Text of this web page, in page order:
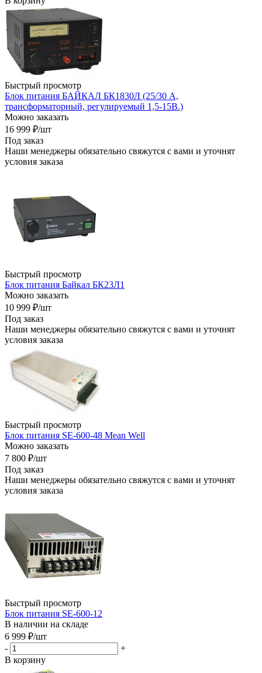
Быстрый просмотр
Блок питания БАЙКАЛ БК1830Л (25/30 А,
трансформаторный, регулируемый 1,5-15В.)
Можно заказать
16 999 ₽/шт
Под заказ
Наши менеджеры обязательно свяжутся с вами и уточнят
условия заказа
Быстрый просмотр
Блок питания Байкал БК23Л1
Можно заказать
10 999 ₽/шт
Под заказ
Наши менеджеры обязательно свяжутся с вами и уточнят
условия заказа
Быстрый просмотр
Блок питания SE-600-48 Mean Well
Можно заказать
7 800 ₽/шт
Под заказ
Наши менеджеры обязательно свяжутся с вами и уточнят
условия заказа
Быстрый просмотр
Блок питания SE-600-12
В наличии на складе
6 999 ₽/шт
-
+
В корзину